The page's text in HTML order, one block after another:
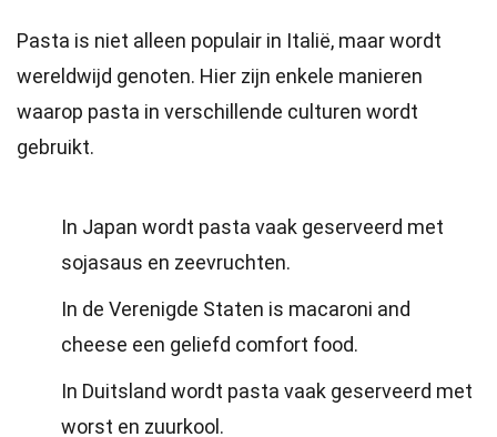
Pasta is niet alleen populair in Italië, maar wordt
wereldwijd genoten. Hier zijn enkele manieren
waarop pasta in verschillende culturen wordt
gebruikt.
In Japan wordt pasta vaak geserveerd met
sojasaus en zeevruchten.
In de Verenigde Staten is macaroni and
cheese een geliefd comfort food.
In Duitsland wordt pasta vaak geserveerd met
worst en zuurkool.